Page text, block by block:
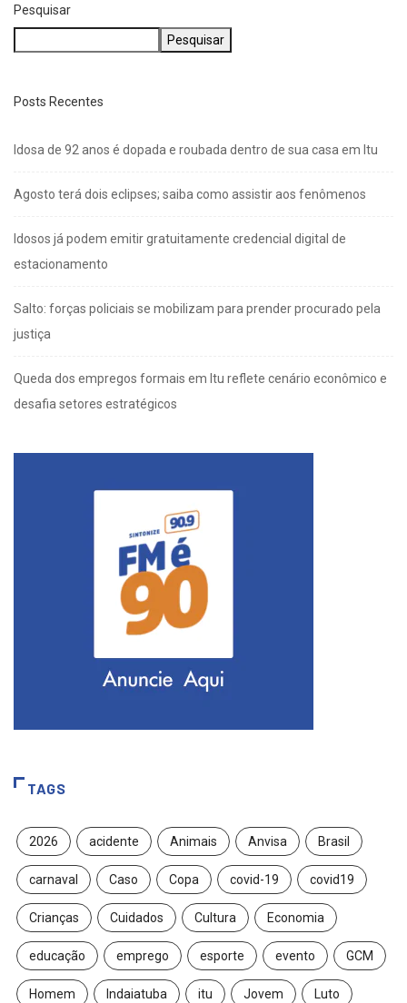
Pesquisar
Pesquisar
Posts Recentes
Idosa de 92 anos é dopada e roubada dentro de sua casa em Itu
Agosto terá dois eclipses; saiba como assistir aos fenômenos
Idosos já podem emitir gratuitamente credencial digital de
estacionamento
Salto: forças policiais se mobilizam para prender procurado pela
justiça
Queda dos empregos formais em Itu reflete cenário econômico e
desafia setores estratégicos
TAGS
2026 acidente Animais Anvisa Brasil
carnaval Caso Copa covid-19 covid19
Crianças Cuidados Cultura Economia
educação emprego esporte evento GCM
Homem Indaiatuba itu Jovem Luto